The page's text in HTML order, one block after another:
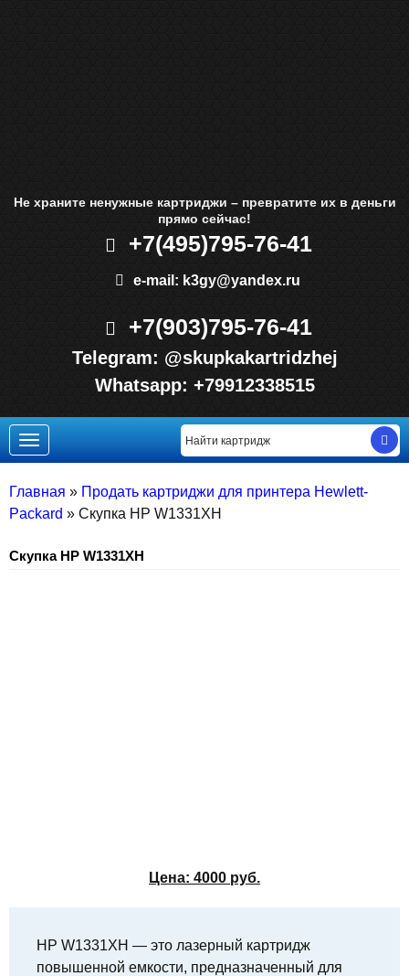
Не храните ненужные картриджи – превратите их в деньги
прямо сейчас!
+7(495)795-76-41
e-mail: k3gy@yandex.ru
+7(903)795-76-41
Telegram: @skupkakartridzhej
Whatsapp: +79912338515
Toggle
navigation
Главная » Продать картриджи для принтера Hewlett-
Packard » Скупка HP W1331XH
Скупка HP W1331XH
Цена: 4000 руб.
HP W1331XH — это лазерный картридж
повышенной емкости, предназначенный для